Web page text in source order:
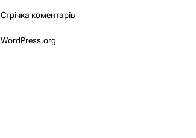
Стрічка коментарів
WordPress.org